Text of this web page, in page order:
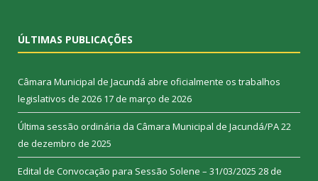
ÚLTIMAS PUBLICAÇÕES
Câmara Municipal de Jacundá abre oficialmente os trabalhos
legislativos de 2026 17 de março de 2026
Última sessão ordinária da Câmara Municipal de Jacundá/PA22
de dezembro de 2025
Edital de Convocação para Sessão Solene – 31/03/2025 28 de